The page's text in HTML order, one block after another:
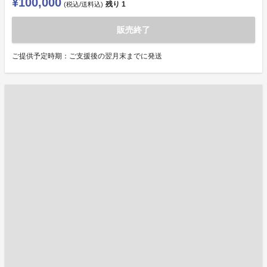
(税込/送料込) 残り 1
販売終了
ご提供予定時期：ご支援後の翌月末までに発送